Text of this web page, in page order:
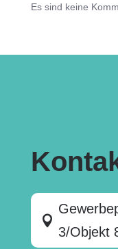
Es sind keine
3/Objekt